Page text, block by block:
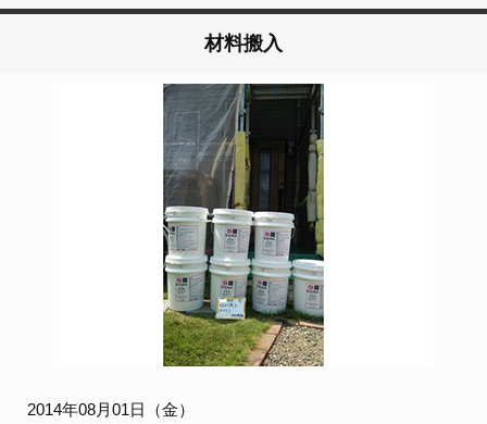
材料搬入
2014年08月01日（金）